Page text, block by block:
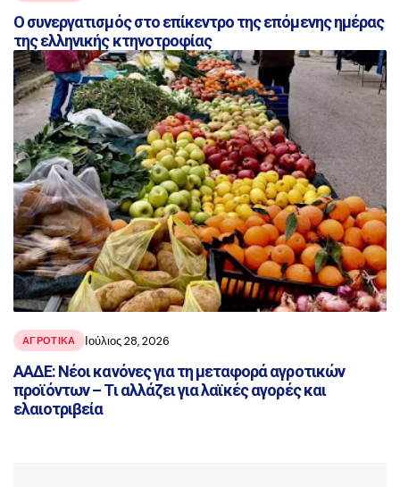
Ο συνεργατισμός στο επίκεντρο της επόμενης ημέρας
της ελληνικής κτηνοτροφίας
ΑΓΡΟΤΙΚΑ Ιούλιος 28, 2026
ΑΑΔΕ: Νέοι κανόνες για τη μεταφορά αγροτικών
προϊόντων – Τι αλλάζει για λαϊκές αγορές και
ελαιοτριβεία